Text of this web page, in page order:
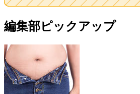
編集部ピックアップ